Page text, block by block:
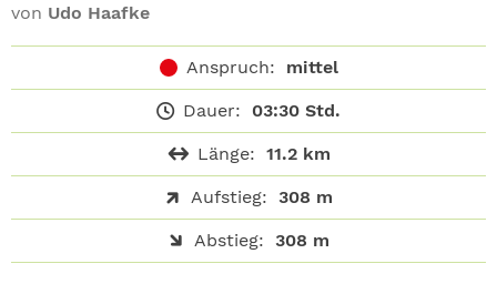
von Udo Haafke
Anspruch: mittel
Dauer: 03:30 Std.
Länge: 11.2 km
Aufstieg: 308 m
Abstieg: 308 m